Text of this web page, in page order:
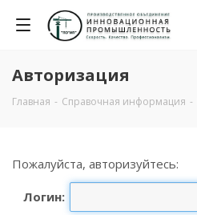
Авторизация
Главная - Справочная информация -
Пожалуйста, авторизуйтесь:
Логин: